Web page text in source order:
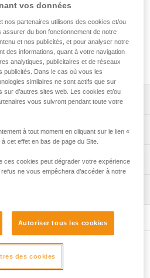
efficacement la glace, tailler des
vos données
nos partenaires utilisons des cookies et/ou
assurer du bon fonctionnement de notre
et nos publicités, et pour analyser notre
des informations, quant à votre navigation
analytiques, publicitaires et de réseaux
publicités. Dans le cas où vous les
similaires ne sont actifs que sur
sur d’autres sites web. Les cookies et/ou
vous suivront pendant toute votre
à tout moment en cliquant sur le lien «
cet effet en bas de page du Site.
ces cookies peut dégrader votre expérience
ne vous empêchera d’accéder à notre
Autoriser tous les cookies
des cookies